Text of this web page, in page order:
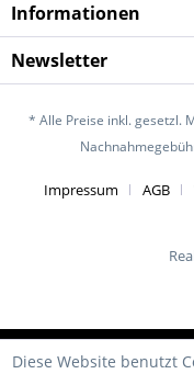
Informationen
Newsletter
* Alle Preise inkl. gesetzl.
Impressum AGB
Diese Website benutzt